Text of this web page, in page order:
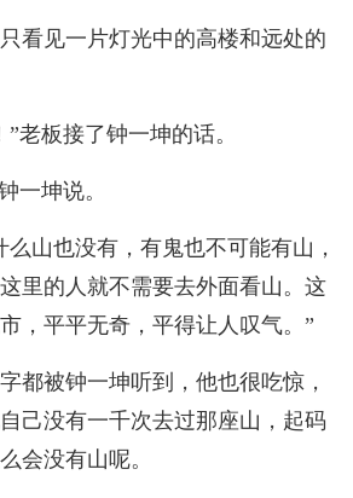
看见一片灯光中的高楼和远处的
老板接了钟一坤的话。
一坤说。
么山也没有，有鬼也不可能有山，
里的人就不需要去外面看山。这
，平平无奇，平得让人叹气。”
都被钟一坤听到，他也很吃惊，
己没有一千次去过那座山，起码
会没有山呢。